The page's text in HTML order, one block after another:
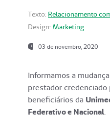
Texto: Relacionamento
Design: Marketing
03 de novembro, 2020
Informamos a
prestador
beneficiários da
Federativo e Nacional.